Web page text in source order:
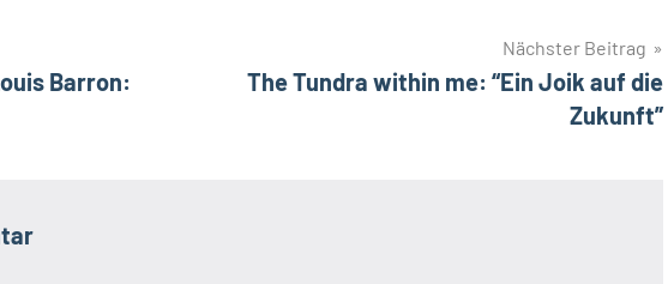
Barron:
Nächster Beitrag
The Tundra within me: “Ein Joik auf die
Zukunft”